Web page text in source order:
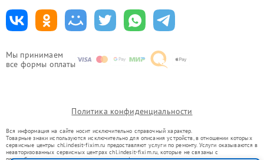
Мы принимаем
все формы оплаты
Политика конфиденциальности
Вся информация на сайте носит исключительно справочный характер.
Товарные знаки используются исключительно для описания устройств, в отношении которых
сервисные центры chl.indesit-fixim.ru предоставляют услуги по ремонту. Услуги оказываются в
неавторизованных сервисных центрах chl.indesit-fixim.ru, которые не связаны с